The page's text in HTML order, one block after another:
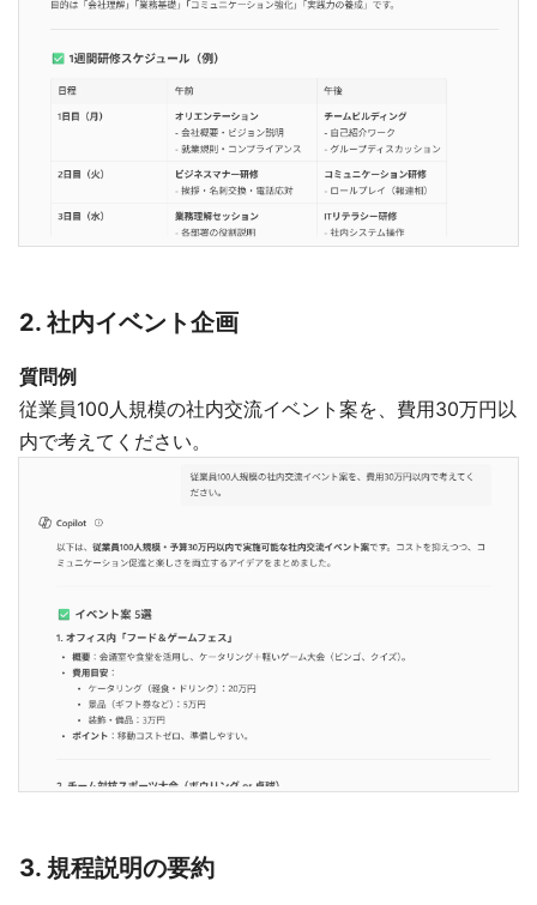
2. 社内イベント企画
質問例
従業員100人規模の社内交流イベント案を、費用30万円以
内で考えてください。
3. 規程説明の要約